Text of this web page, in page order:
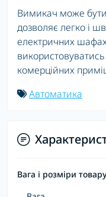
Вимикач може
дозволяє легко і
електричних
комерційних
Автоматика
Вага і розміри товару